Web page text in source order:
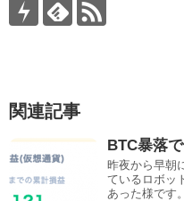
関連記事
BTC暴落
昨夜から早朝
ているロボッ
あった様です